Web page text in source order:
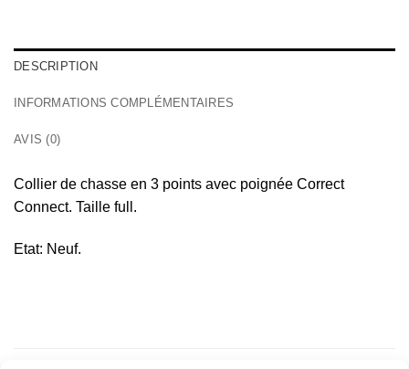
DESCRIPTION
INFORMATIONS COMPLÉMENTAIRES
AVIS (0)
Collier de chasse en 3 points avec poignée Correct
Connect. Taille full.
Etat: Neuf.